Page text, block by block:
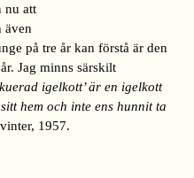
nu att
även
på tre år kan förstå är den
Jag minns särskilt
igelkott’ är en igelkott
hem och inte ens hunnit ta
1957.